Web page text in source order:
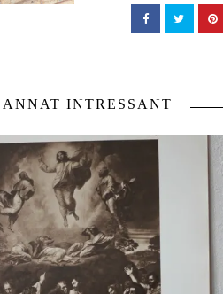
ANNAT INTRESSANT